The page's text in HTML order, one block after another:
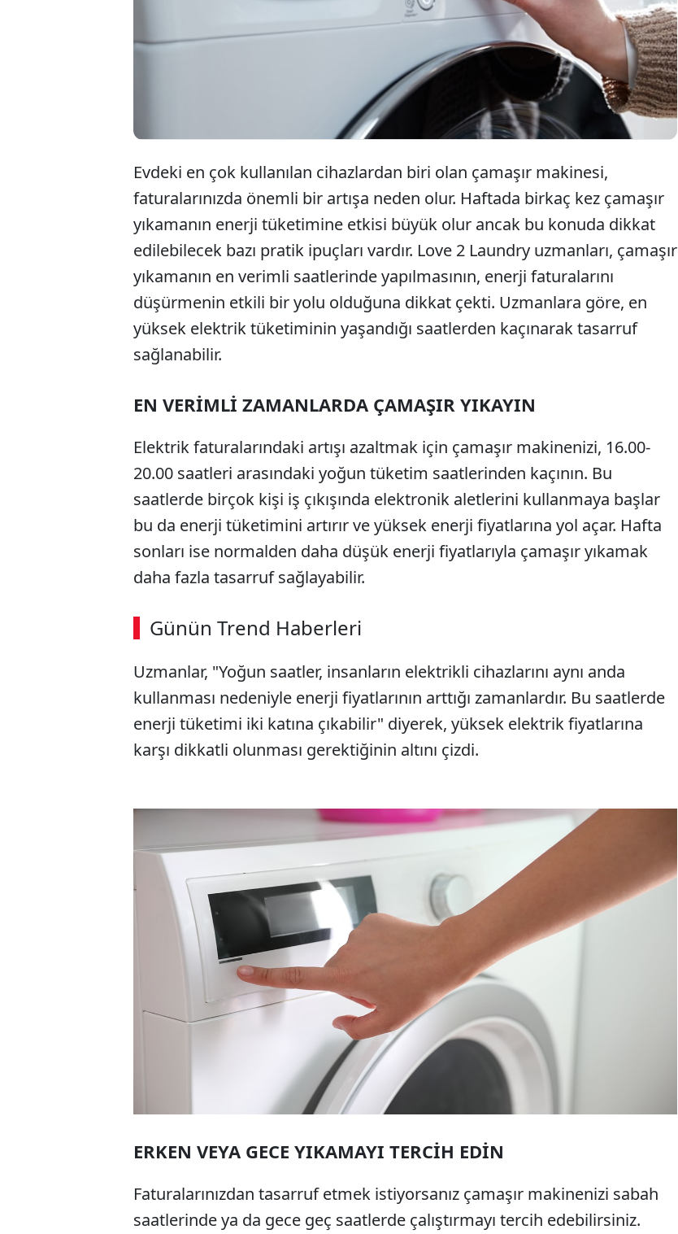
makinesini bu saatlerde kapatın...
Evdeki en çok kullanılan cihazlardan biri olan çamaşır makinesi,
faturalarınızda önemli bir artışa neden olur. Haftada birkaç kez çamaşır
yıkamanın enerji tüketimine etkisi büyük olur ancak bu konuda dikkat
edilebilecek bazı pratik ipuçları vardır. Love 2 Laundry uzmanları, çamaşır
yıkamanın en verimli saatlerinde yapılmasının, enerji faturalarını
düşürmenin etkili bir yolu olduğuna dikkat çekti. Uzmanlara göre, en
yüksek elektrik tüketiminin yaşandığı saatlerden kaçınarak tasarruf
sağlanabilir.
EN VERİMLİ ZAMANLARDA ÇAMAŞIR YIKAYIN
Elektrik faturalarındaki artışı azaltmak için çamaşır makinenizi, 16.00-
20.00 saatleri arasındaki yoğun tüketim saatlerinden kaçının. Bu
saatlerde birçok kişi iş çıkışında elektronik aletlerini kullanmaya başlar
bu da enerji tüketimini artırır ve yüksek enerji fiyatlarına yol açar. Hafta
sonları ise normalden daha düşük enerji fiyatlarıyla çamaşır yıkamak
daha fazla tasarruf sağlayabilir.
Günün Trend Haberleri
Uzmanlar, "Yoğun saatler, insanların elektrikli cihazlarını aynı anda
kullanması nedeniyle enerji fiyatlarının arttığı zamanlardır. Bu saatlerde
enerji tüketimi iki katına çıkabilir" diyerek, yüksek elektrik fiyatlarına
karşı dikkatli olunması gerektiğinin altını çizdi.
ERKEN VEYA GECE YIKAMAYI TERCİH EDİN
Faturalarınızdan tasarruf etmek istiyorsanız çamaşır makinenizi sabah
saatlerinde ya da gece geç saatlerde çalıştırmayı tercih edebilirsiniz.